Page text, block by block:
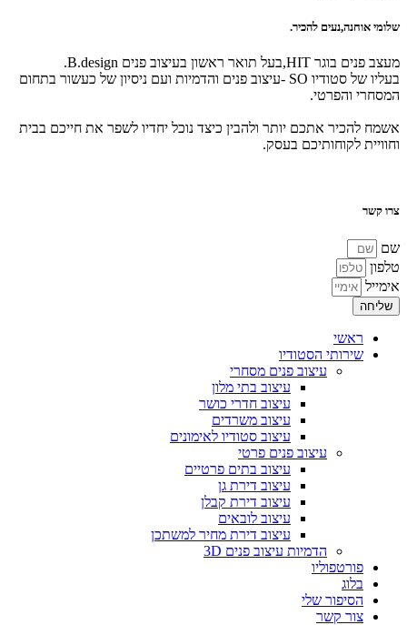
שלומי אוחנה,נעים להכיר.
מעצב פנים בוגר HIT,בעל תואר ראשון בעיצוב פנים B.design.
בעליו של סטודיו SO -עיצוב פנים והדמיות ועם ניסיון של כעשור בתחום
המסחרי והפרטי.
אשמח להכיר אתכם יותר ולהבין כיצד נוכל יחדיו לשפר את חייכם בבית
וחוויית לקוחותיכם בעסק.
צרו קשר
שם
טלפון
אימייל
שליחה
ראשי
שירותי הסטודיו
עיצוב פנים מסחרי
עיצוב בתי מלון
עיצוב חדרי כושר
עיצוב משרדים
עיצוב סטודיו לאימונים
עיצוב פנים פרטי
עיצוב בתים פרטיים
עיצוב דירת גן
עיצוב דירת קבלן
עיצוב לובאים
עיצוב דירת מחיר למשתכן
הדמיות עיצוב פנים 3D
פורטפוליו
בלוג
הסיפור שלי
צור קשר